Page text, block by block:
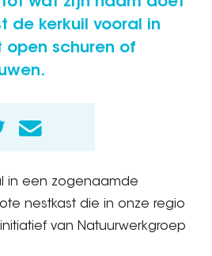
de kerkuil vooral in
schuren of
in een zogenaamde
nestkast die in onze regio
van Natuurwerkgroep